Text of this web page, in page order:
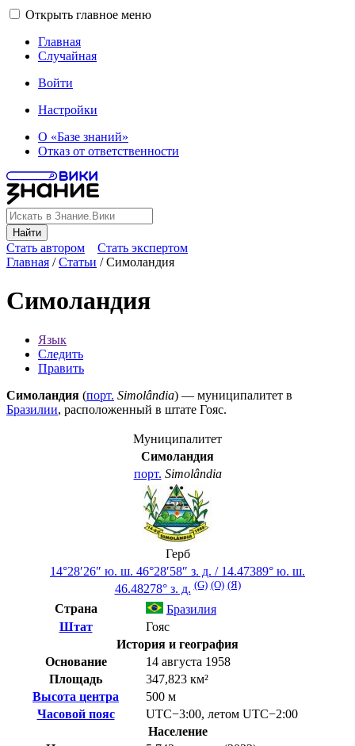
Открыть главное меню
Главная
Случайная
Войти
Настройки
О «Базе знаний»
Отказ от ответственности
Найти
Стать автором
Стать экспертом
Главная /Статьи /Симоландия
Симоландия
Язык
Следить
Править
Симоландия (порт. Simolândia) — муниципалитет в
Бразилии, расположенный в штате Гояс.
Муниципалитет
Симоландия
порт. Simolândia
Герб
14°28′26″ ю. ш. 46°28′58″ з. д. / 14.47389° ю. ш.
46.48278° з. д. (G) (O) (Я)
Страна
Бразилия
Штат
Гояс
История и география
Основание
14 августа 1958
Площадь
347,823 км²
Высота центра
500 м
Часовой пояс
UTC−3:00, летом UTC−2:00
Население